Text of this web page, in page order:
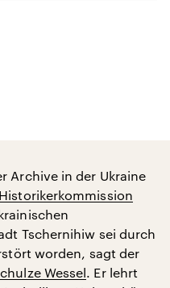
Archive in der Ukraine
Tschernihiw sei durch
worden, sagt der
Wessel. Er lehrt